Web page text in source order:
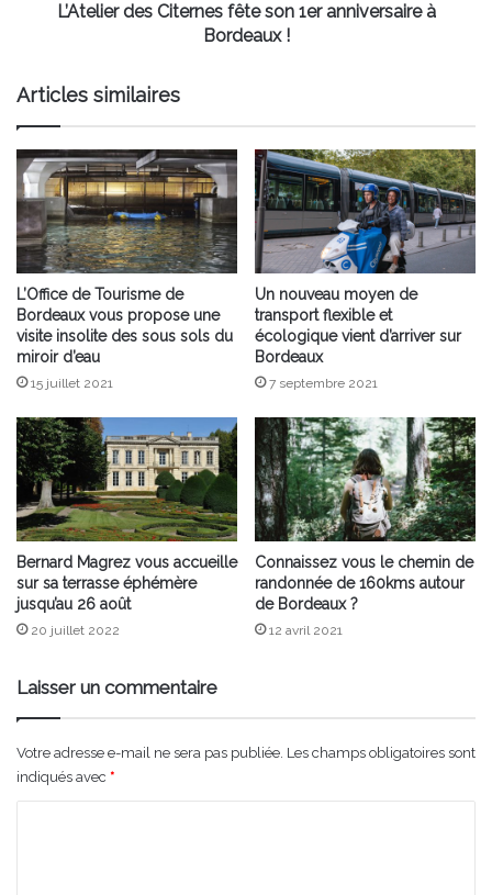
L’Atelier des Citernes fête son 1er anniversaire à
Bordeaux !
Articles similaires
L’Office de Tourisme de
Bordeaux vous propose une
visite insolite des sous sols du
miroir d’eau
15 juillet 2021
Un nouveau moyen de
transport flexible et
écologique vient d’arriver sur
Bordeaux
7 septembre 2021
Bernard Magrez vous accueille
sur sa terrasse éphémère
jusqu’au 26 août
20 juillet 2022
Connaissez vous le chemin de
randonnée de 160kms autour
de Bordeaux ?
12 avril 2021
Laisser un commentaire
Votre adresse e-mail ne sera pas publiée. Les champs obligatoires sont
indiqués avec *